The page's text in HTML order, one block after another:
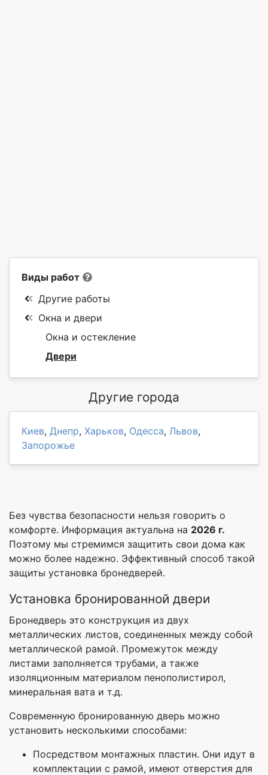
Виды работ
Другие работы
Окна и двери
Окна и остекление
Двери
Другие города
Киев, Днепр, Харьков, Одесса, Львов,
Запорожье
Без чувства безопасности нельзя говорить о
комфорте. Информация актуальна на 2026 г.
Поэтому мы стремимся защитить свои дома как
можно более надежно. Эффективный способ такой
защиты установка бронедверей.
Установка бронированной двери
Бронедверь это конструкция из двух
металлических листов, соединенных между собой
металлической рамой. Промежуток между
листами заполняется трубами, а также
изоляционным материалом пенополистирол,
минеральная вата и т.д.
Современную бронированную дверь можно
установить несколькими способами:
Посредством монтажных пластин. Они идут в
комплектации с рамой, имеют отверстия для